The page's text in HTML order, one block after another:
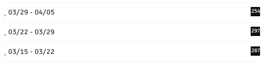
03/29 - 04/05 254
03/22 - 03/29 297
03/15 - 03/22 287